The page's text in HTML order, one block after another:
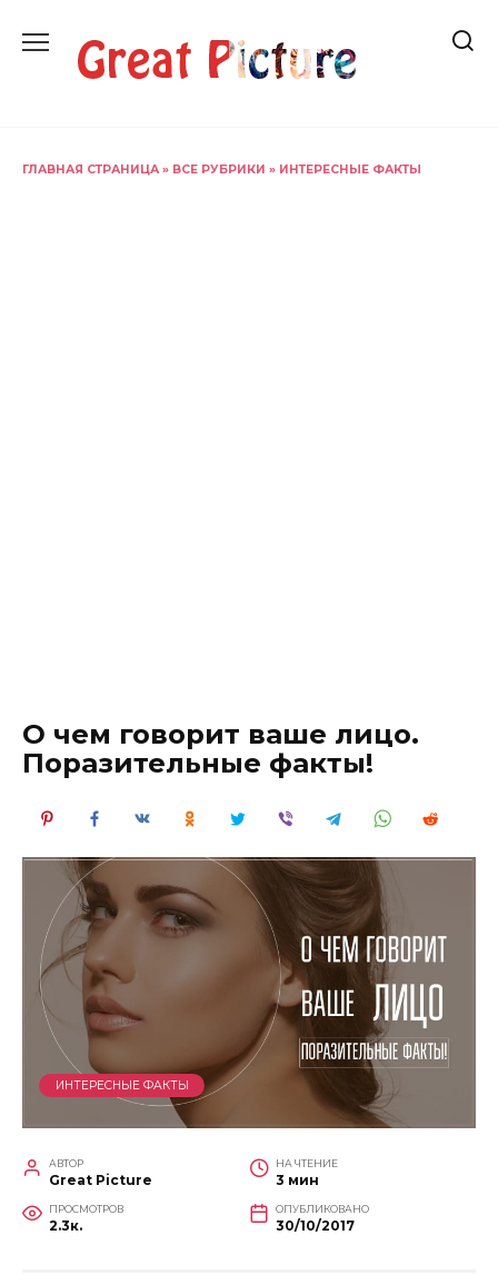
содержанию
ГЛАВНАЯ СТРАНИЦА » ВСЕ РУБРИКИ » ИНТЕРЕСНЫЕ ФАКТЫ
О чем говорит ваше лицо.
Поразительные факты!
ИНТЕРЕСНЫЕ ФАКТЫ
АВТОР
Great Picture
НА ЧТЕНИЕ
3 мин
ПРОСМОТРОВ
2.3к.
ОПУБЛИКОВАНО
30/10/2017